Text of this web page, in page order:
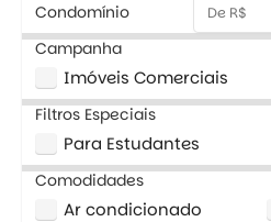
Condomínio
Campanha
Imóveis Comerciais
Filtros Especiais
Para Estudantes
Comodidades
Ar condicionado